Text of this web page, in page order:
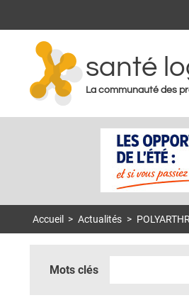
santé
La communauté des
Accueil > Actualités >
Mots clés